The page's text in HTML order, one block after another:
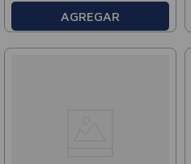
AGREGAR